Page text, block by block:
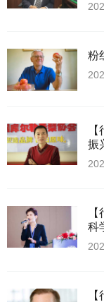
粉
振
科